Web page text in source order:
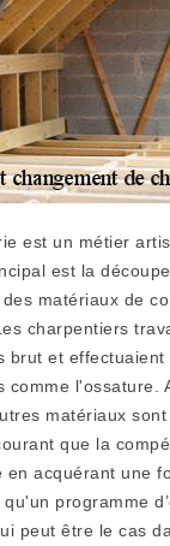
est un métier
est la
matériaux de
charpentiers
brut et effectuaient
comme l'ossature.
matériaux
que la
en acquérant une
programme
peut être le cas